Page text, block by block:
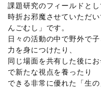
課題研究のフィールドとし
時折お邪魔させていただ
んごむし」です。
日々の活動の中で野外で
力を身につけたり、
同じ場面を共有した後に
で新たな視点を養ったり
できる非常に優れた「生